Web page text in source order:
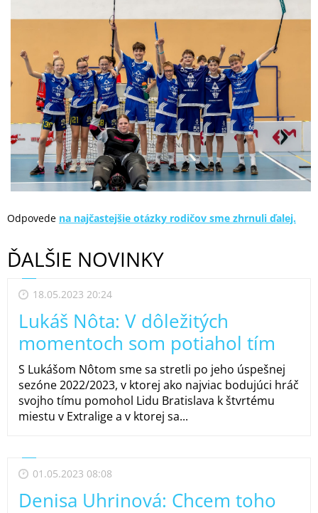
Odpovede na najčastejšie otázky rodičov sme zhrnuli ďalej.
ĎALŠIE NOVINKY
18.05.2023 20:24
Lukáš Nôta: V dôležitých
momentoch som potiahol tím
S Lukášom Nôtom sme sa stretli po jeho úspešnej
sezóne 2022/2023, v ktorej ako najviac bodujúci hráč
svojho tímu pomohol Lidu Bratislava k štvrtému
miestu v Extralige a v ktorej sa...
01.05.2023 08:08
Denisa Uhrinová: Chcem toho